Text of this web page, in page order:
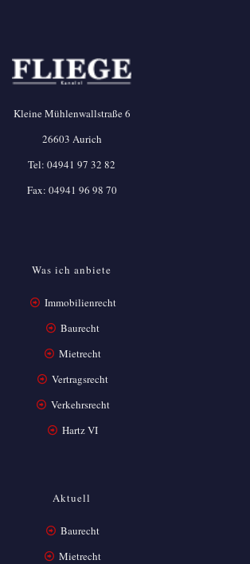
Kleine Mühlenwallstraße 6
26603 Aurich
Tel: 04941 97 32 82
Fax: 04941 96 98 70
Was ich anbiete
Immobilienrecht
Baurecht
Mietrecht
Vertragsrecht
Verkehrsrecht
Hartz VI
Aktuell
Baurecht
Mietrecht